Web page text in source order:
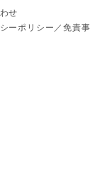
せ
ーポリシー／免責事